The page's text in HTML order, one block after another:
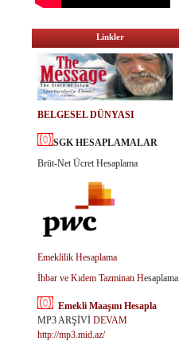
Linkler
BELGESEL DÜNYASI
SGK HESAPLAMALAR
Brüt-Net Ücret Hesaplama
Emeklilik Hesaplama
İhbar ve Kıdem Tazminatı Hesaplama
Emekli Maaşını Hesapla
MP3 ARŞİVİ DEVAM
http://mp3.mid.az/